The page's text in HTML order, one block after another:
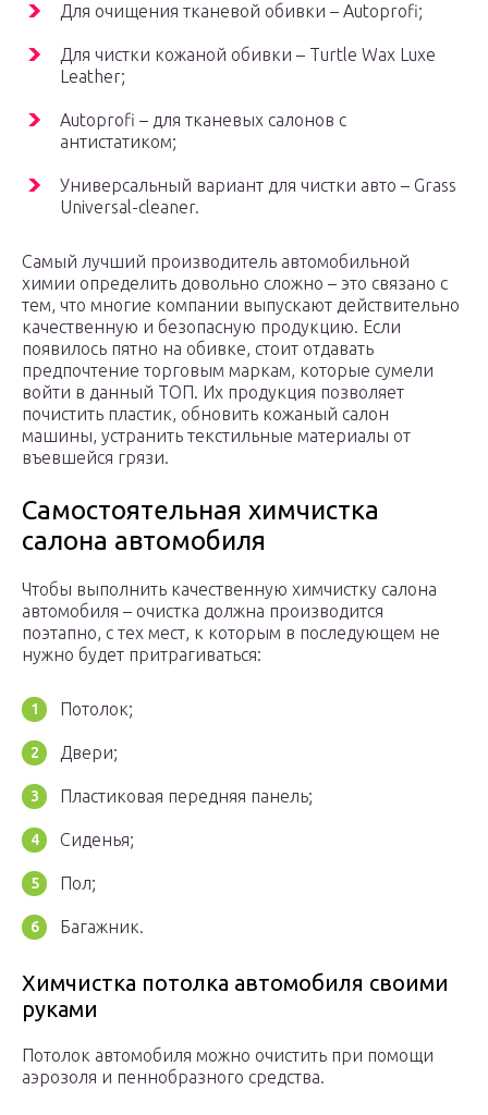
Для очищения тканевой обивки – Autoprofi;
Для чистки кожаной обивки – Turtle Wax Luxe
Leather;
Autoprofi – для тканевых салонов с
антистатиком;
Универсальный вариант для чистки авто – Grass
Universal-cleaner.
Самый лучший производитель автомобильной
химии определить довольно сложно – это связано с
тем, что многие компании выпускают действительно
качественную и безопасную продукцию. Если
появилось пятно на обивке, стоит отдавать
предпочтение торговым маркам, которые сумели
войти в данный ТОП. Их продукция позволяет
почистить пластик, обновить кожаный салон
машины, устранить текстильные материалы от
въевшейся грязи.
Самостоятельная химчистка
салона автомобиля
Чтобы выполнить качественную химчистку салона
автомобиля – очистка должна производится
поэтапно, с тех мест, к которым в последующем не
нужно будет притрагиваться:
Потолок;
Двери;
Пластиковая передняя панель;
Сиденья;
Пол;
Багажник.
Химчистка потолка автомобиля своими
руками
Потолок автомобиля можно очистить при помощи
аэрозоля и пеннобразного средства.